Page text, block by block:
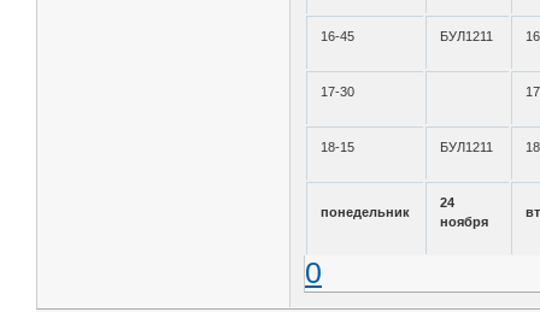
16-45 БУЛ1211
17-30
18-15 БУЛ1211
понедельник
24
ноября
0